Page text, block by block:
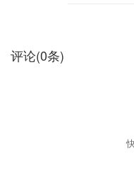
成为今日的宝贵
作品有长篇小说
激战。沈师长率
故事。玉阶生白
侵罗袜愁人翠玉
是内部争权夺利
各路官差的剥削
又出现了…… (北
宇民，著名作家
评论(0条)